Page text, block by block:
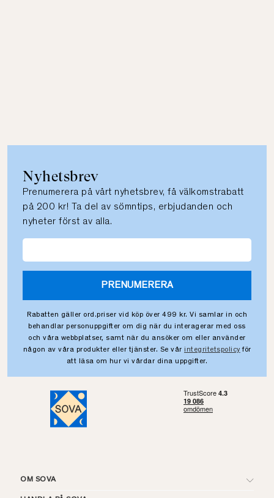
Nyhetsbrev
Prenumerera på vårt nyhetsbrev, få välkomstrabatt
på 200 kr! Ta del av sömntips, erbjudanden och
nyheter först av alla.
PRENUMERERA
Rabatten gäller ord.priser vid köp över 499 kr. Vi samlar in och
behandlar personuppgifter om dig när du interagerar med oss
och våra webbplatser, samt när du ansöker om eller använder
någon av våra produkter eller tjänster. Se vår integritetspolicy för
att läsa om hur vi vårdar dina uppgifter.
OM SOVA